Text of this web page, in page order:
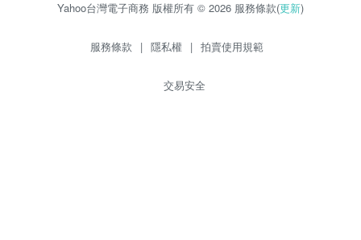
Yahoo台灣電子商務 版權所有 © 2026 服務條款(更新)
服務條款 | 隱私權 | 拍賣使用規範
交易安全